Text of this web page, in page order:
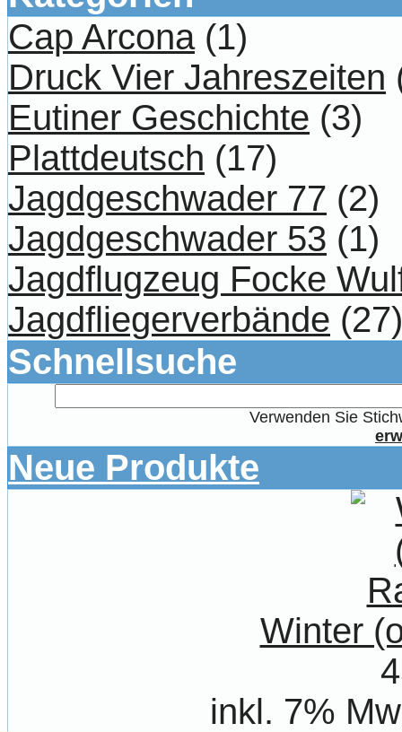
Cap Arcona(1)
Druck Vier Jahreszeiten
Eutiner Geschichte (3)
Plattdeutsch (17)
Jagdgeschwader 77 (2)
Jagdgeschwader 53 (1)
Jagdflugzeug Focke
Jagdfliegerverbände (27)
Schnellsuche
Verwenden Sie
Neue Produkte
Winter
inkl. 7%